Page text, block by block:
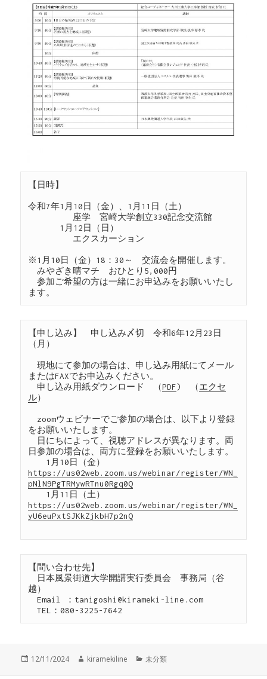
【日時】
令和7年1月10日（金）、1月11日（土）
座学　宮崎大学創立330記念交流館
エクスカーション
※1月10日（金）18：30～　交流会を開催します。
みやざき晴マチ　おひとり5,000円
参加ご希望の方は一緒にお申込みをお願いいたし
ます。
【申し込み】　申し込み〆切　令和6年12月23日
（月）
現地にて参加の場合は、申し込み用紙にてメール
またはFAXでお申込みください。
申し込み用紙ダウンロード　（PDF)　（エクセ
ル）
zoomウェビナーでご参加の場合は、以下より登録
をお願いいたします。
日にちによって、視聴アドレスが異なります。両
日参加の場合は、両方に登録をお願いいたします。
1月10日（金）
https://us02web.zoom.us/webinar/register/WN_
pNlN9PgTRMywRTnu0Rgq0Q
1月11日（土）
https://us02web.zoom.us/webinar/register/WN_
yU6euPxtSJKkZjkbH7p2nQ
【問い合わせ先】
日本風景街道大学開講実行委員会　事務局（谷
越）
Email ：tanigoshi@kirameki-line.com
TEL：080-3225-7642
投
12/11/2024
作
kiramekiline
カ
未分類